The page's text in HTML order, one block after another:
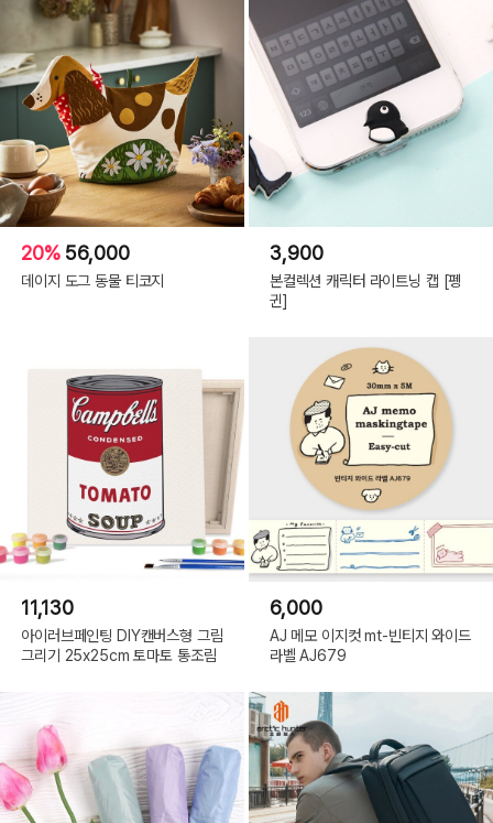
20% 56,000
데이지 도그 동물 티코지
3,900
본컬렉션 캐릭터 라이트닝 캡 [펭
귄]
11,130
아이러브페인팅 DIY캔버스형 그림
그리기 25x25cm 토마토 통조림
6,000
AJ 메모 이지컷 mt-빈티지 와이드
라벨 AJ679